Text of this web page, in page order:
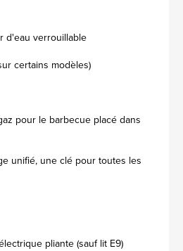
d'eau verrouillable
certains modèles)
pour le barbecue placé dans
unifié, une clé pour toutes les
pliante (sauf lit E9)